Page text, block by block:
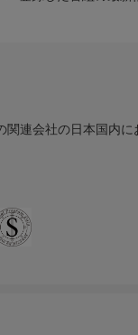
連会社の日本国内に